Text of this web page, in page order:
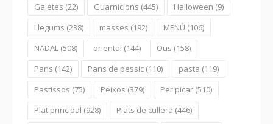
Galetes (22) Guarnicions (445) Halloween (9)
Llegums (238) masses (192) MENÚ (106)
NADAL (508) oriental (144) Ous (158)
Pans (142) Pans de pessic (110) pasta (119)
Pastissos (75) Peixos (379) Per picar (510)
Plat principal (928) Plats de cullera (446)